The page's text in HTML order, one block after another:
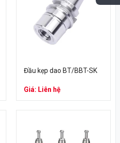
Đầu kẹp dao BT/BBT-SK
Giá: Liên hệ